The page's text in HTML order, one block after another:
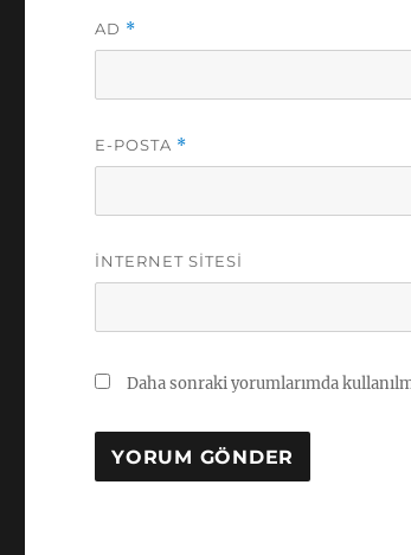
AD *
E-POSTA *
İNTERNET SITESI
Daha sonraki yorumlarımda